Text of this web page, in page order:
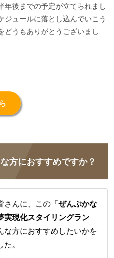
年後までの予定が立てられまし
ジュールに落とし込んでいこう
どうもありがとうございまし
方におすすめですか？
さんに、この「ぜんぶかな
実現化スタイリングラン
な方におすすめしたいかを
。